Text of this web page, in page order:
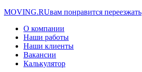
MOVING.RUвам понравится переезжать
О компании
Наши работы
Наши клиенты
Вакансии
Калькулятор